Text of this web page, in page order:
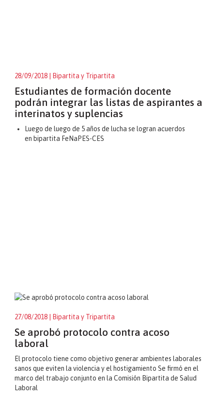
28/09/2018 | Bipartita y Tripartita
Estudiantes de formación docente
podrán integrar las listas de aspirantes a
interinatos y suplencias
Luego de luego de 5 años de lucha se logran acuerdos
en bipartita FeNaPES-CES
27/08/2018 | Bipartita y Tripartita
Se aprobó protocolo contra acoso
laboral
El protocolo tiene como objetivo generar ambientes laborales
sanos que eviten la violencia y el hostigamiento Se firmó en el
marco del trabajo conjunto en la Comisión Bipartita de Salud
Laboral